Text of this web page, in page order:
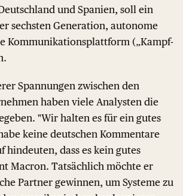
und Spanien, soll ein
sechsten Generation, autonome
Kommunikationsplattform („Kampf-
Spannungen zwischen den
haben viele Analysten die
"Wir halten es für ein gutes
keine deutschen Kommentare
hindeuten, dass es kein gutes
Macron. Tatsächlich möchte er
Partner gewinnen, um Systeme zu